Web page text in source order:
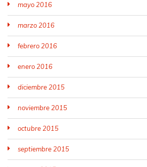
mayo 2016
marzo 2016
febrero 2016
enero 2016
diciembre 2015
noviembre 2015
octubre 2015
septiembre 2015